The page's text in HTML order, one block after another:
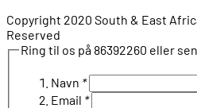
Copyright 2020 South & East
Reserved
Ring til os på
Navn *
Email *